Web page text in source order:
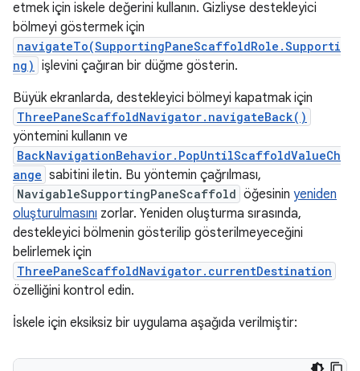
etmek için iskele değerini kullanın. Gizliyse destekleyici
bölmeyi göstermek için
navigateTo(SupportingPaneScaffoldRole.Supporti
ng) işlevini çağıran bir düğme gösterin.
Büyük ekranlarda, destekleyici bölmeyi kapatmak için
ThreePaneScaffoldNavigator.navigateBack()
yöntemini kullanın ve
BackNavigationBehavior.PopUntilScaffoldValueCh
ange sabitini iletin. Bu yöntemin çağrılması,
NavigableSupportingPaneScaffold öğesinin yeniden
oluşturulmasını zorlar. Yeniden oluşturma sırasında,
destekleyici bölmenin gösterilip gösterilmeyeceğini
belirlemek için
ThreePaneScaffoldNavigator.currentDestination
özelliğini kontrol edin.
İskele için eksiksiz bir uygulama aşağıda verilmiştir: